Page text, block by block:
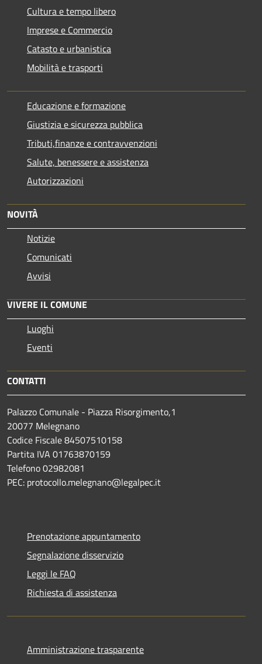
Cultura e tempo libero
Imprese e Commercio
Catasto e urbanistica
Mobilità e trasporti
Educazione e formazione
Giustizia e sicurezza pubblica
Tributi,finanze e contravvenzioni
Salute, benessere e assistenza
Autorizzazioni
NOVITÀ
Notizie
Comunicati
Avvisi
VIVERE IL COMUNE
Luoghi
Eventi
CONTATTI
Palazzo Comunale - Piazza Risorgimento,1
20077 Melegnano
Codice Fiscale 84507510158
Partita IVA 01763870159
Telefono 02982081
PEC: protocollo.melegnano@legalpec.it
Prenotazione appuntamento
Segnalazione disservizio
Leggi le FAQ
Richiesta di assistenza
Amministrazione trasparente